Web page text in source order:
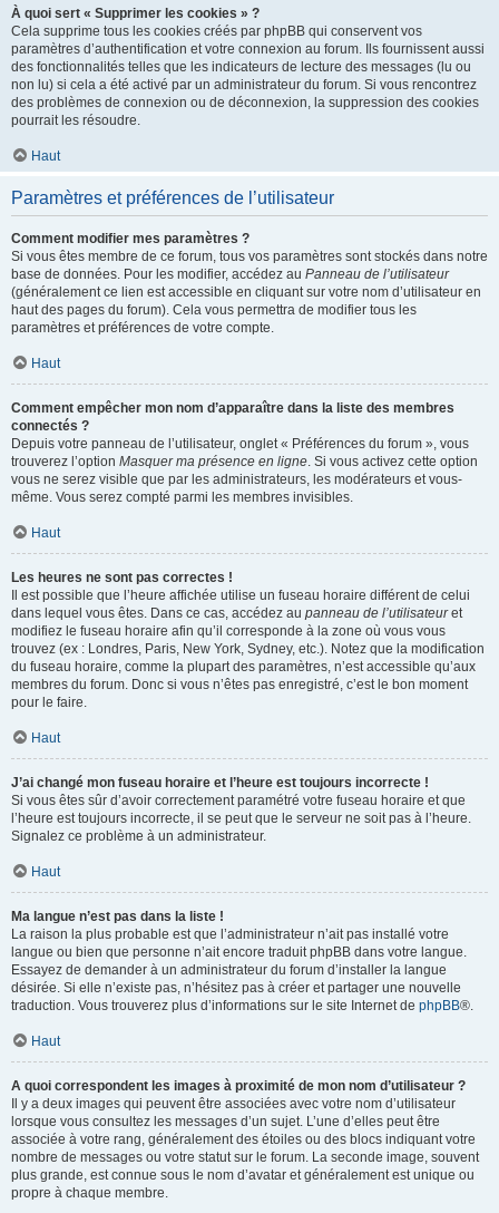
À quoi sert « Supprimer les cookies » ?
Cela supprime tous les cookies créés par phpBB qui conservent vos
paramètres d’authentification et votre connexion au forum. Ils fournissent aussi
des fonctionnalités telles que les indicateurs de lecture des messages (lu ou
non lu) si cela a été activé par un administrateur du forum. Si vous rencontrez
des problèmes de connexion ou de déconnexion, la suppression des cookies
pourrait les résoudre.
Haut
Paramètres et préférences de l’utilisateur
Comment modifier mes paramètres ?
Si vous êtes membre de ce forum, tous vos paramètres sont stockés dans notre
base de données. Pour les modifier, accédez au Panneau de l’utilisateur
(généralement ce lien est accessible en cliquant sur votre nom d’utilisateur en
haut des pages du forum). Cela vous permettra de modifier tous les
paramètres et préférences de votre compte.
Haut
Comment empêcher mon nom d’apparaître dans la liste des membres
connectés ?
Depuis votre panneau de l’utilisateur, onglet « Préférences du forum », vous
trouverez l’option Masquer ma présence en ligne. Si vous activez cette option
vous ne serez visible que par les administrateurs, les modérateurs et vous-
même. Vous serez compté parmi les membres invisibles.
Haut
Les heures ne sont pas correctes !
Il est possible que l’heure affichée utilise un fuseau horaire différent de celui
dans lequel vous êtes. Dans ce cas, accédez au panneau de l’utilisateuret
modifiez le fuseau horaire afin qu’il corresponde à la zone où vous vous
trouvez (ex : Londres, Paris, New York, Sydney, etc.). Notez que la modification
du fuseau horaire, comme la plupart des paramètres, n’est accessible qu’aux
membres du forum. Donc si vous n’êtes pas enregistré, c’est le bon moment
pour le faire.
Haut
J’ai changé mon fuseau horaire et l’heure est toujours incorrecte !
Si vous êtes sûr d’avoir correctement paramétré votre fuseau horaire et que
l’heure est toujours incorrecte, il se peut que le serveur ne soit pas à l’heure.
Signalez ce problème à un administrateur.
Haut
Ma langue n’est pas dans la liste !
La raison la plus probable est que l’administrateur n’ait pas installé votre
langue ou bien que personne n’ait encore traduit phpBB dans votre langue.
Essayez de demander à un administrateur du forum d’installer la langue
désirée. Si elle n’existe pas, n’hésitez pas à créer et partager une nouvelle
traduction. Vous trouverez plus d’informations sur le site Internet de phpBB®.
Haut
A quoi correspondent les images à proximité de mon nom d’utilisateur ?
Il y a deux images qui peuvent être associées avec votre nom d’utilisateur
lorsque vous consultez les messages d’un sujet. L’une d’elles peut être
associée à votre rang, généralement des étoiles ou des blocs indiquant votre
nombre de messages ou votre statut sur le forum. La seconde image, souvent
plus grande, est connue sous le nom d’avatar et généralement est unique ou
propre à chaque membre.